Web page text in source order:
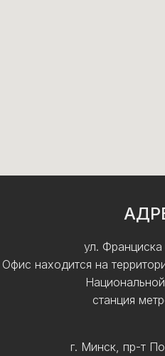
ул. Франциска
Офис находится на
станция
г. Минск, пр-т